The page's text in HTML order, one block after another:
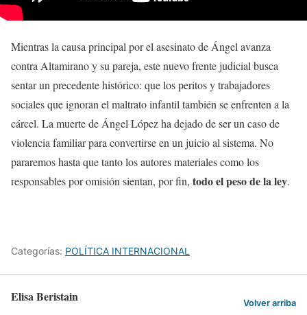
Mientras la causa principal por el asesinato de Ángel avanza
contra Altamirano y su pareja, este nuevo frente judicial busca
sentar un precedente histórico: que los peritos y trabajadores
sociales que ignoran el maltrato infantil también se enfrenten a la
cárcel. La muerte de Ángel López ha dejado de ser un caso de
violencia familiar para convertirse en un juicio al sistema. No
pararemos hasta que tanto los autores materiales como los
responsables por omisión sientan, por fin, todo el peso de la ley.
Categorías: POLÍTICA INTERNACIONAL
Elisa Beristain Volver arriba